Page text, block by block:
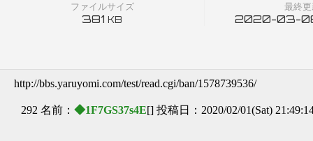
ファイルサイズ
381 KB
最終
2020-03-
http://bbs.yaruyomi.com/test/read.cgi/ban/1578739536/
292 名前： ◆1F7GS37s4E[] 投稿日：2020/02/01(Sat)